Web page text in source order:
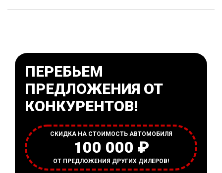
ПЕРЕБЬЕМ
ПРЕДЛОЖЕНИЯ ОТ
КОНКУРЕНТОВ!
СКИДКА НА СТОИМОСТЬ АВТОМОБИЛЯ
100 000 ₽
ОТ ПРЕДЛОЖЕНИЯ ДРУГИХ ДИЛЕРОВ!